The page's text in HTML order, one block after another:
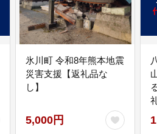
氷川町 令和8年熊本地震
災害支援【返礼品な
し】
5,000円